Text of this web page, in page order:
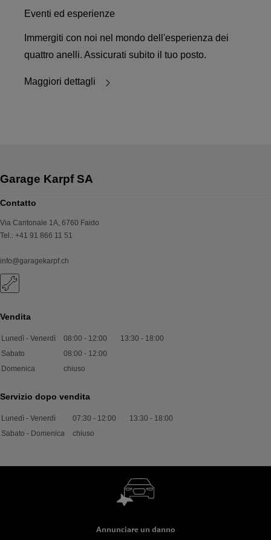
Eventi ed esperienze
Immergiti con noi nel mondo dell'esperienza dei
quattro anelli. Assicurati subito il tuo posto.
Maggiori dettagli
Contatto
Via Cantonale 1A, 6760 Faido
Tel.: +41 91 866 11 51
info@garagekarpf.ch
Vendita
Lunedì - Venerdì 08:00 - 12:00 13:30 - 18:00
Sabato
08:00 - 12:00
Domenica
chiuso
Servizio dopo vendita
Lunedì - Venerdì 07:30 - 12:00 13:30 - 18:00
Sabato - Domenica
chiuso
Annunciare un danno